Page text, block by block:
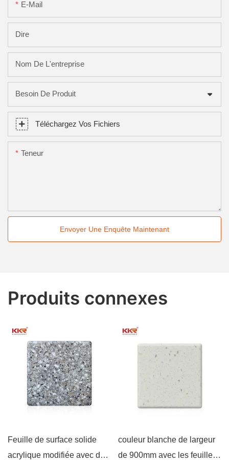
E-Mail
Dire
Nom De L'entreprise
Besoin De Produit
Téléchargez Vos Fichiers
Teneur
Envoyer Une Enquête Maintenant
Produits connexes
Feuille de surface solide
acrylique modifiée avec de
couleur blanche de largeur
de 900mm avec les feuilles